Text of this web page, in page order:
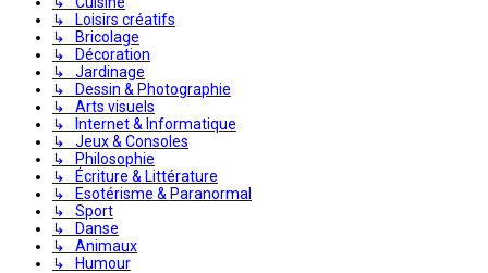
↳ Loisirs créatifs
↳ Bricolage
↳ Décoration
↳ Jardinage
↳ Dessin & Photographie
↳ Arts visuels
↳ Internet & Informatique
↳ Jeux & Consoles
↳ Philosophie
↳ Écriture & Littérature
↳ Esotérisme & Paranormal
↳ Sport
↳ Danse
↳ Animaux
↳ Humour